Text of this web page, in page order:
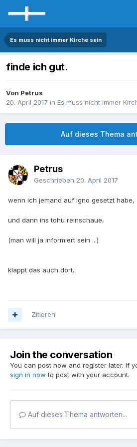
Es muss nicht immer Kirche sein
finde ich gut.
Von Petrus
20. April 2017 in Es muss nicht immer
Auf dieses Thema
Petrus
Geschrieben 20. April 2017
wenn ich jemand auf igno gesetzt habe,
und dann ins tohu reinschaue,
(man will ja informiert sein ...)
klappt das auch dort.
Zitieren
Join the conversation
You can post now and register later. If
sign in now to post with your account.
Auf dieses Thema antworten...